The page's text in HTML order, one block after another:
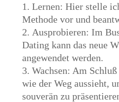
Lernen: Hier stelle
Methode vor und
Ausprobieren: Im
Dating kann das neue
angewendet werden.
Wachsen: Am
wie der Weg aussieht,
souverän zu